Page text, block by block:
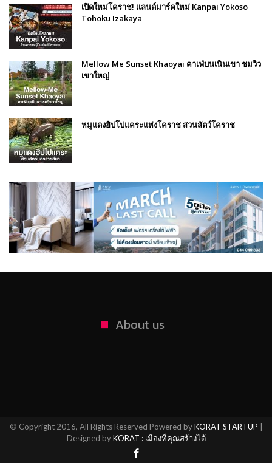
เปิดใหม่โคราช! แลนด์มาร์คใหม่ Kanpai Yokoso
Tohoku Izakaya
Mellow Me Sunset Khaoyai คาเฟ่บนเนินเขา ชมวิว
เขาใหญ่
หมูแดงฮิปโปแคระแห่งโคราช สวนสัตว์โคราช
About us
© Copyright 2016, All Rights Reserved Powered byKORAT STARTUP
Designed byKORAT : เมืองที่คุณสร้างได้